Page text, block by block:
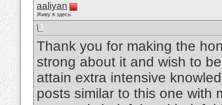
aaliyan
Живу я здесь
Thank you for making the
strong about it and wish to
attain extra intensive
posts similar to this one with